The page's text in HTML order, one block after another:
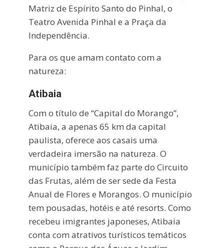
Matriz de Espírito Santo do Pinhal, o
Teatro Avenida Pinhal e a Praça da
Independência.
Para os que amam contato com a
natureza:
Atibaia
Com o título de “Capital do Morango”,
Atibaia, a apenas 65 km da capital
paulista, oferece aos casais uma
verdadeira imersão na natureza. O
município também faz parte do Circuito
das Frutas, além de ser sede da Festa
Anual de Flores e Morangos. O município
tem pousadas, hotéis e até resorts. Como
recebeu imigrantes japoneses, Atibaia
conta com atrativos turísticos temáticos